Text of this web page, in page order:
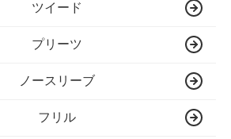
ツイード
プリーツ
ノースリーブ
フリル